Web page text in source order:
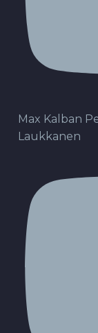
Max Kalban
Laukkanen